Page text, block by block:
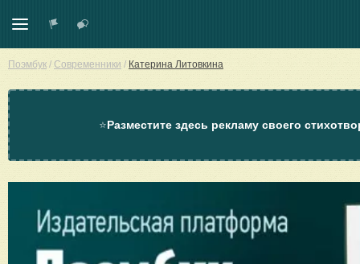
Поэмбук / Современники / Катерина Литовкина
⭐Разместите здесь рекламу своего